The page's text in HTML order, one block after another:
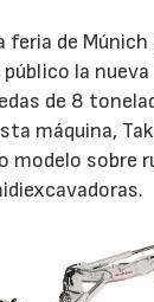
feria de Múnich
la nueva
de 8
máquina,
modelo sobre